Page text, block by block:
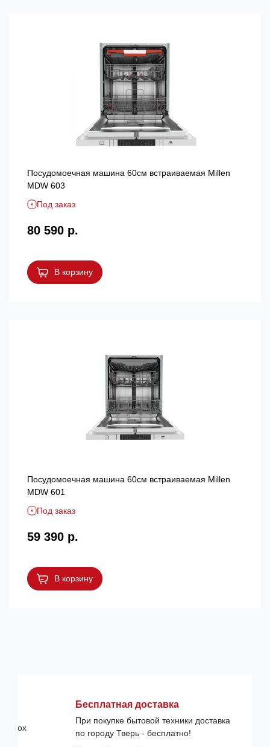
Посудомоечная машина 60см встраиваемая Millen
MDW 603
Под заказ
80 590 р.
В корзину
Посудомоечная машина 60см встраиваемая Millen
MDW 601
Под заказ
59 390 р.
В корзину
Бесплатная доставка
При покупке бытовой техники доставка
по городу Тверь - бесплатно!